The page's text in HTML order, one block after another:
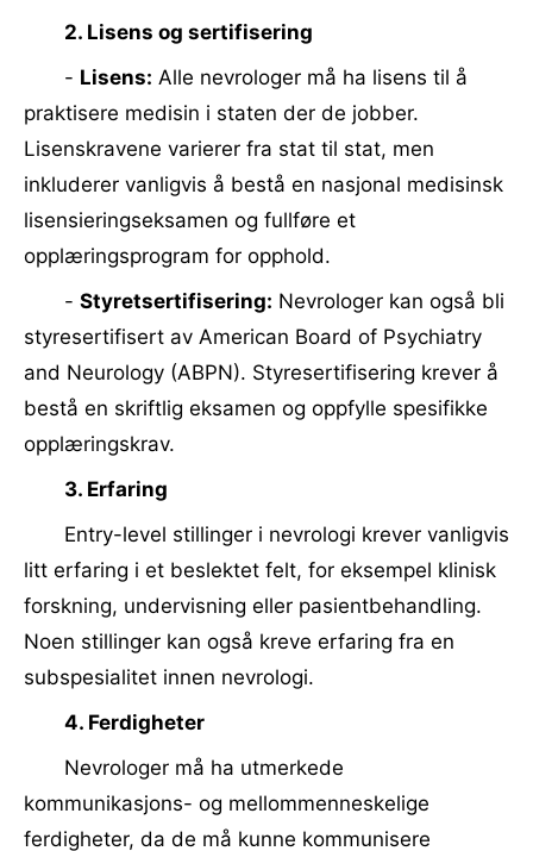
2. Lisens og sertifisering
- Lisens: Alle nevrologer må ha lisens til å
praktisere medisin i staten der de jobber.
Lisenskravene varierer fra stat til stat, men
inkluderer vanligvis å bestå en nasjonal medisinsk
lisensieringseksamen og fullføre et
opplæringsprogram for opphold.
- Styretsertifisering: Nevrologer kan også bli
styresertifisert av American Board of Psychiatry
and Neurology (ABPN). Styresertifisering krever å
bestå en skriftlig eksamen og oppfylle spesifikke
opplæringskrav.
3. Erfaring
Entry-level stillinger i nevrologi krever vanligvis
litt erfaring i et beslektet felt, for eksempel klinisk
forskning, undervisning eller pasientbehandling.
Noen stillinger kan også kreve erfaring fra en
subspesialitet innen nevrologi.
4. Ferdigheter
Nevrologer må ha utmerkede
kommunikasjons- og mellommenneskelige
ferdigheter, da de må kunne kommunisere